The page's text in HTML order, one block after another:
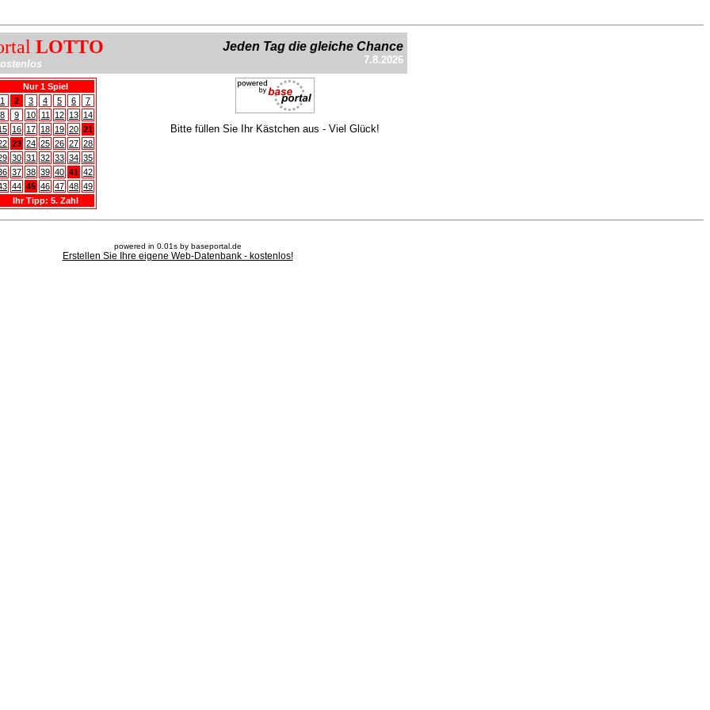
LOTTO Jeden Tag die gleiche Chance
7.8.2026
Nur 1 Spiel
1
2 3 4 5 6
7
8
9 10 11 12 13 14
16 17 18 19 20 21
23 24 25 26 27 28
30 31 32 33 34 35
37 38 39 40 41 42
44 45 46 47 48 49
Ihr Tipp: 5. Zahl
Bitte füllen Sie Ihr Kästchen aus - Viel Glück!
powered in 0.01s by baseportal.de
Erstellen Sie Ihre eigene Web-Datenbank - kostenlos!